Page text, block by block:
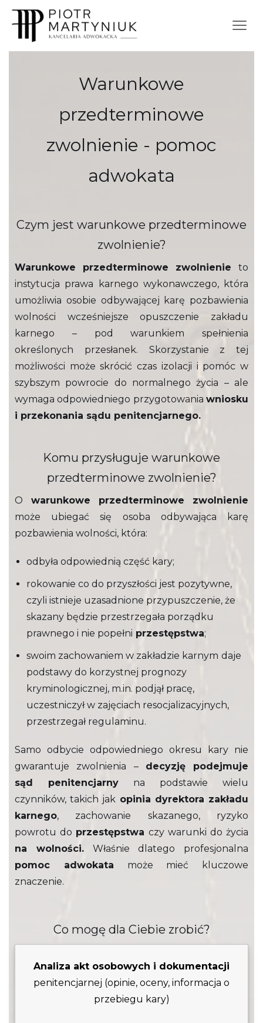
Warunkowe
przedterminowe
zwolnienie - pomoc
adwokata
Czym jest warunkowe przedterminowe
zwolnienie?
Warunkowe przedterminowe zwolnienie to
instytucja prawa karnego wykonawczego, która
umożliwia osobie odbywającej karę pozbawienia
wolności wcześniejsze opuszczenie zakładu
karnego – pod warunkiem spełnienia
określonych przesłanek. Skorzystanie z tej
możliwości może skrócić czas izolacji i pomóc w
szybszym powrocie do normalnego życia – ale
wymaga odpowiedniego przygotowania wniosku
i przekonania sądu penitencjarnego.
Komu przysługuje warunkowe
przedterminowe zwolnienie?
O warunkowe przedterminowe zwolnienie
może ubiegać się osoba odbywająca karę
pozbawienia wolności, która:
odbyła odpowiednią część kary;
rokowanie co do przyszłości jest pozytywne,
czyli istnieje uzasadnione przypuszczenie, że
skazany będzie przestrzegała porządku
prawnego i nie popełni przestępstwa;
swoim zachowaniem w zakładzie karnym daje
podstawy do korzystnej prognozy
kryminologicznej, m.in. podjął pracę,
uczestniczył w zajęciach resocjalizacyjnych,
przestrzegał regulaminu.
Samo odbycie odpowiedniego okresu kary nie
gwarantuje zwolnienia – decyzję podejmuje
sąd penitencjarny na podstawie wielu
czynników, takich jak opinia dyrektora zakładu
karnego, zachowanie skazanego, ryzyko
powrotu do przestępstwa czy warunki do życia
na wolności.Właśnie dlatego profesjonalna
pomoc adwokata może mieć kluczowe
znaczenie.
Co mogę dla Ciebie zrobić?
Analiza akt osobowych i dokumentacji
penitencjarnej (opinie, oceny, informacja o
przebiegu kary)